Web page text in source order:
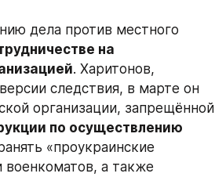
дела против местного
на
. Харитонов,
следствия, в марте он
организации, запрещённой
по осуществлению
«проукраинские
военкоматов, а также